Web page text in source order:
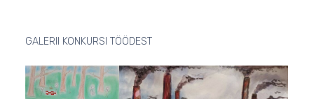
GALERII KONKURSI TÖÖDEST